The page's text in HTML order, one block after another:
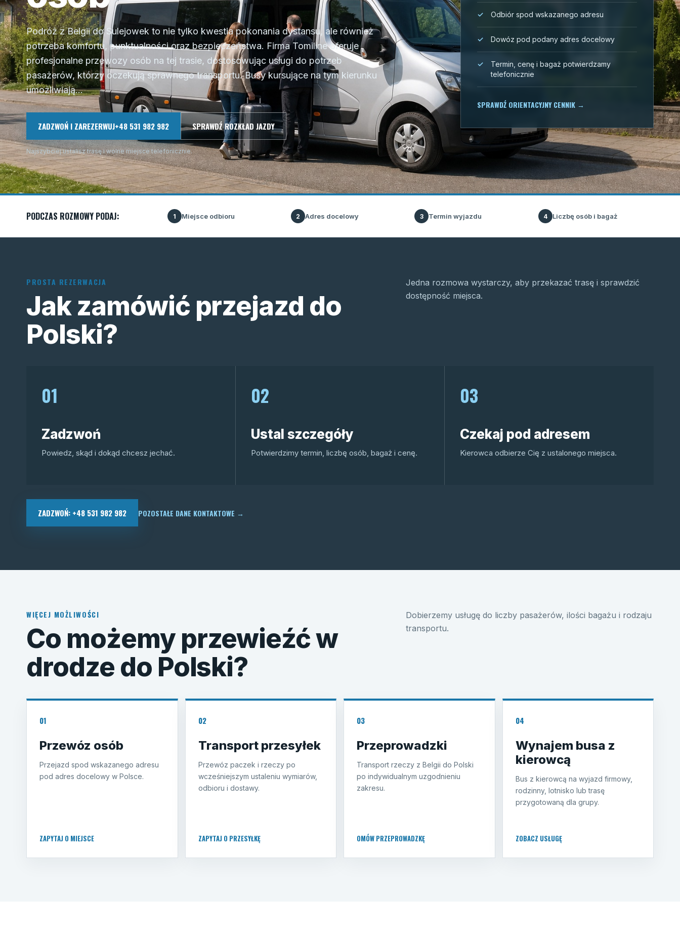
Podróż z Belgii do Sulejowek to nie tylko kwestia pokonania dystansu, ale również
potrzeba komfortu, punktualności oraz bezpieczeństwa. Firma Tomiline oferuje
profesjonalne przewozy osób na tej trasie, dostosowując usługi do potrzeb
pasażerów, którzy oczekują sprawnego transportu. Busy kursujące na tym kierunku
umożliwiają...
ZADZWOŃ I ZAREZERWUJ+48 531 982 982 SPRAWDŹ ROZKŁAD JAZDY
Najszybciej ustalisz trasę i wolne miejsce telefonicznie.
Odbiór spod wskazanego adresu
Dowóz pod podany adres docelowy
Termin, cenę i bagaż potwierdzamy
telefonicznie
SPRAWDŹ ORIENTACYJNY CENNIK →
PODCZAS ROZMOWY PODAJ: 1 Miejsce odbioru 2 Adres docelowy 3 Termin wyjazdu 4 Liczbę osób i bagaż
PROSTA REZERWACJA
Jak zamówić przejazd do
Polski?
Jedna rozmowa wystarczy, aby przekazać trasę i sprawdzić
dostępność miejsca.
01
Zadzwoń
Powiedz, skąd i dokąd chcesz jechać.
02
Ustal szczegóły
Potwierdzimy termin, liczbę osób, bagaż i cenę.
03
Czekaj pod adresem
Kierowca odbierze Cię z ustalonego miejsca.
ZADZWOŃ: +48 531 982 982 POZOSTAŁE DANE KONTAKTOWE →
WIĘCEJ MOŻLIWOŚCI
Co możemy przewieźć w
drodze do Polski?
Dobierzemy usługę do liczby pasażerów, ilości bagażu i rodzaju
transportu.
01
Przewóz osób
Przejazd spod wskazanego adresu
pod adres docelowy w Polsce.
ZAPYTAJ O MIEJSCE
02
Transport przesyłek
Przewóz paczek i rzeczy po
wcześniejszym ustaleniu wymiarów,
odbioru i dostawy.
ZAPYTAJ O PRZESYŁKĘ
03
Przeprowadzki
Transport rzeczy z Belgii do Polski
po indywidualnym uzgodnieniu
zakresu.
OMÓW PRZEPROWADZKĘ
04
Wynajem busa z
kierowcą
Bus z kierowcą na wyjazd firmowy,
rodzinny, lotnisko lub trasę
przygotowaną dla grupy.
ZOBACZ USŁUGĘ